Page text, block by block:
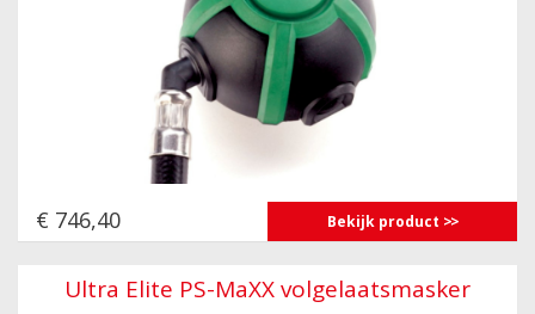
€ 746,40 Bekijk product
Ultra Elite PS-MaXX volgelaatsmasker